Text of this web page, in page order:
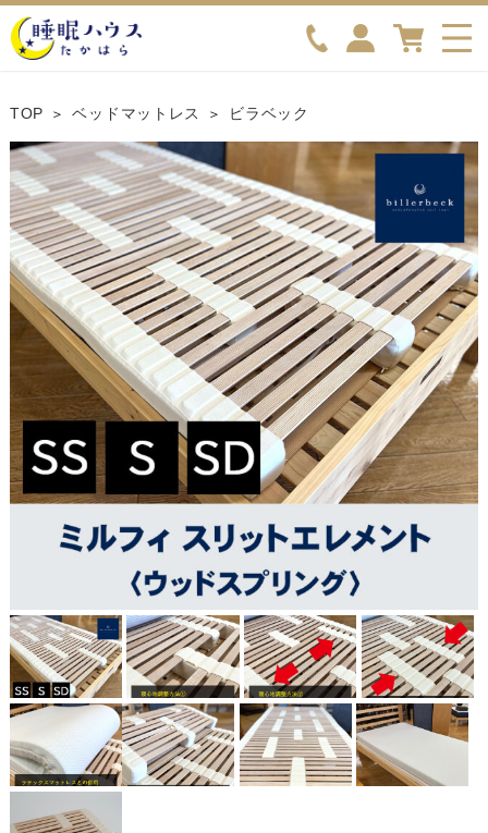
TOP ベッドマットレス ビラベック